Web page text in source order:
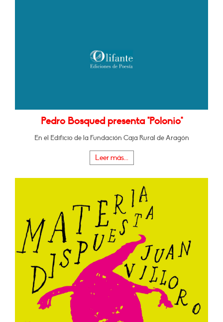
Pedro Bosqued presenta "Polonio"
En el Edificio de la Fundación Caja Rural de Aragón
Leer más...